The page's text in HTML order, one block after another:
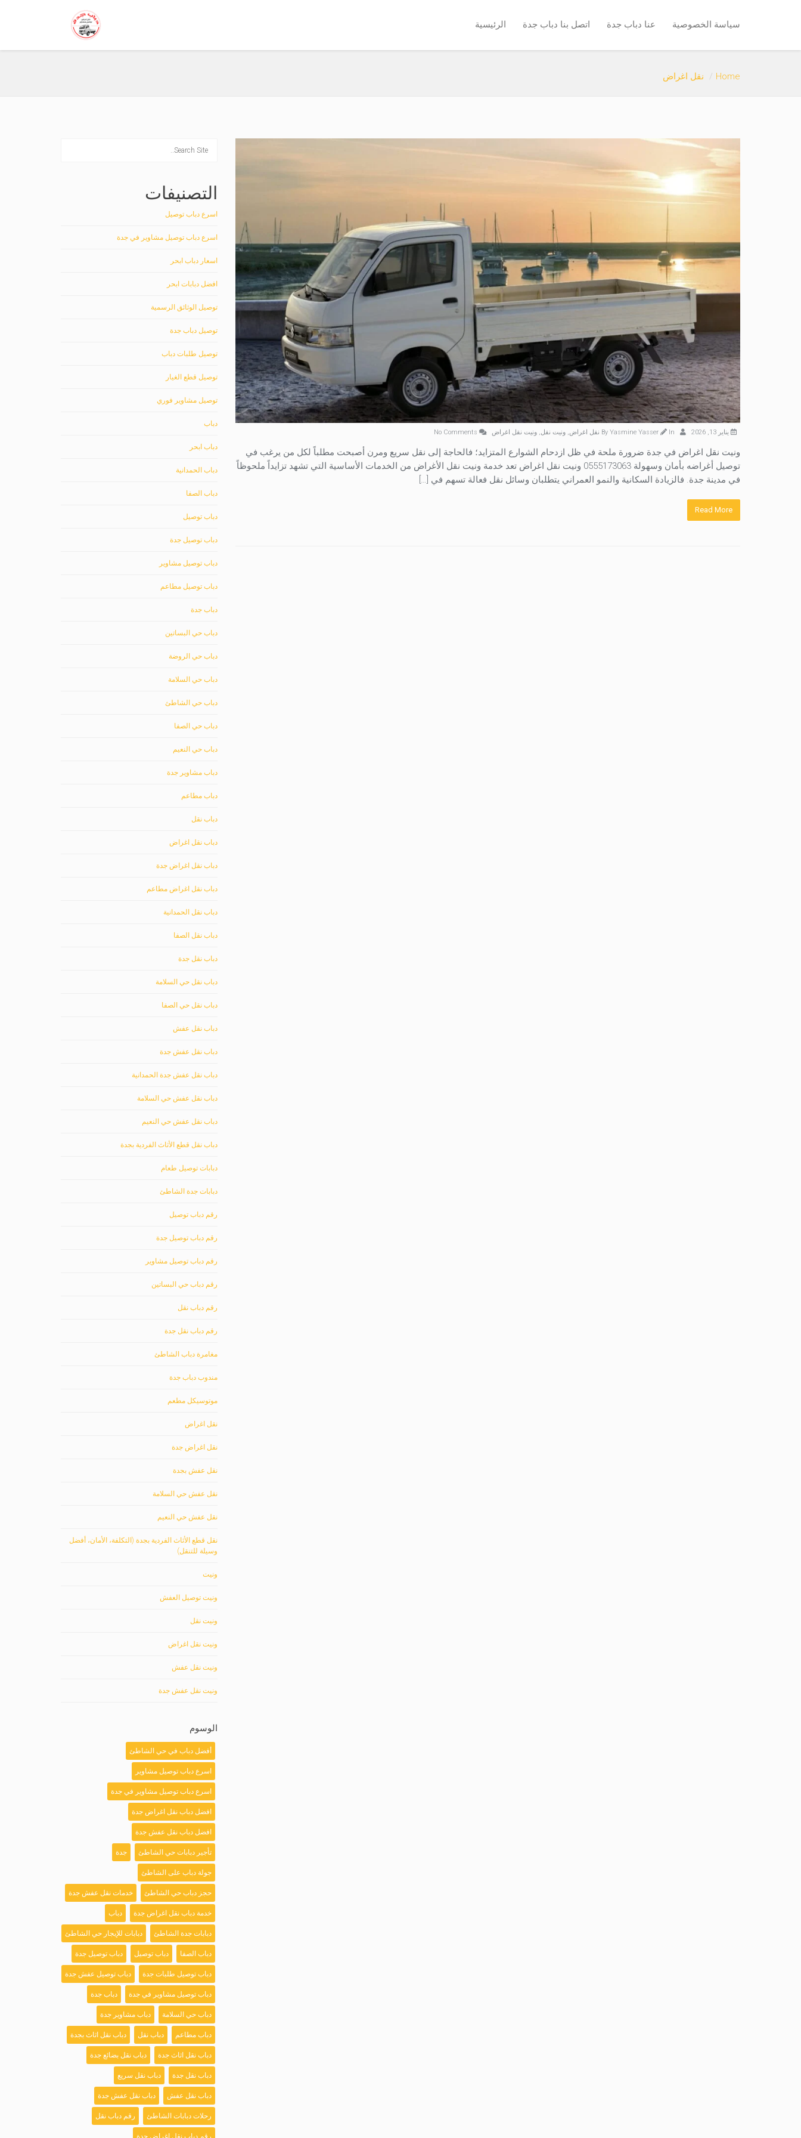
الرئيسية اتصل بنا دباب جدة عنا دباب جدة سياسة الخصوصية
Home نقل اغراض
يناير 13, 2026 Yasmine Yasser In نقل اغراض, ونيت نقل, ونيت نقل اغراض
ونيت نقل اغراض في جدة ضرورة ملحة في ظل ازدحام الشوارع المتزايد؛ فالحاجة إلى نقل سريع ومرن أصبحت مطلباً لكل من يرغب في
توصيل أغراضه بأمان وسهولة 0555173063 ونيت نقل اغراض تعد خدمة ونيت نقل الأغراض من الخدمات الأساسية التي تشهد تزايداً ملحوظاً
في مدينة جدة. فالزيادة السكانية والنمو العمراني يتطلبان وسائل نقل فعالة تسهم في […]
Read More
التصنيفات
اسرع دباب توصيل
اسرع دباب توصيل مشاوير في جدة
اسعار دباب ابحر
افضل دبابات ابحر
توصيل الوثائق الرسمية
توصيل دباب جدة
توصيل طلبات دباب
توصيل قطع الغيار
توصيل مشاوير فوري
دباب
دباب ابحر
دباب الحمدانية
دباب الصفا
دباب توصيل
دباب توصيل جدة
دباب توصيل مشاوير
دباب توصيل مطاعم
دباب جدة
دباب حي البساتين
دباب حي الروضة
دباب حي السلامة
دباب حي الشاطئ
دباب حي الصفا
دباب حي النعيم
دباب مشاوير جدة
دباب مطاعم
دباب نقل
دباب نقل اغراض
دباب نقل اغراض جدة
دباب نقل اغراض مطاعم
دباب نقل الحمدانية
دباب نقل الصفا
دباب نقل جدة
دباب نقل حي السلامة
دباب نقل حي الصفا
دباب نقل عفش
دباب نقل عفش جدة
دباب نقل عفش جدة الحمدانية
دباب نقل عفش حي السلامة
دباب نقل عفش حي النعيم
دباب نقل قطع الأثاث الفردية بجدة
دبابات توصيل طعام
دبابات جدة الشاطئ
رقم دباب توصيل
رقم دباب توصيل جدة
رقم دباب توصيل مشاوير
رقم دباب حي البساتين
رقم دباب نقل
رقم دباب نقل جدة
مغامرة دباب الشاطئ
مندوب دباب جدة
موتوسيكل مطعم
نقل اغراض
نقل اغراض جدة
نقل عفش بجدة
نقل عفش حي السلامة
نقل عفش حي النعيم
نقل قطع الأثاث الفردية بجدة (التكلفة، الأمان، أفضل
وسيلة للتنقل)
ونيت
ونيت توصيل العفش
ونيت نقل
ونيت نقل اغراض
ونيت نقل عفش
ونيت نقل عفش جدة
الوسوم
أفضل دباب في حي الشاطئ
اسرع دباب توصيل مشاوير
اسرع دباب توصيل مشاوير في جدة
افضل دباب نقل اغراض جدة
افضل دباب نقل عفش جدة
تأجير دبابات حي الشاطئ جدة
جولة دباب على الشاطئ
حجز دباب حي الشاطئ خدمات نقل عفش جدة
خدمة دباب نقل اغراض جدة دباب
دبابات جدة الشاطئ دبابات للإيجار حي الشاطئ
دباب الصفا دباب توصيل دباب توصيل جدة
دباب توصيل طلبات جدة دباب توصيل عفش جدة
دباب توصيل مشاوير في جدة دباب جدة
دباب حي السلامة دباب مشاوير جدة
دباب مطاعم دباب نقل دباب نقل اثاث بجدة
دباب نقل اثاث جدة دباب نقل بضائع جدة
دباب نقل جدة دباب نقل سريع
دباب نقل عفش دباب نقل عفش جدة
رحلات دبابات الشاطئ رقم دباب نقل
رقم دباب نقل اغراض جدة